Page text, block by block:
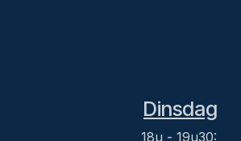
Dinsdag
18u - 19u30: